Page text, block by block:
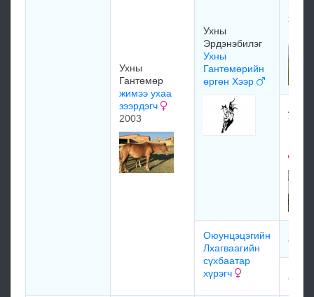
Ухны
Гантөмөр
жимээ ухаа
зээрдэгч
2003
Ухны
Эрдэнэбилэг
Ухны
Гантөмөрийн
өргөн Хээр
Ухны
Оюунцэцэгийн
Лхагваагийн
сүхбаатар
хүрэгч